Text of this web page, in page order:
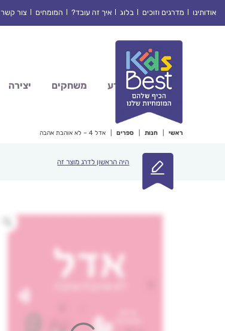
אודותינו מדרגים וזוכים בלוג איך זה עובד? המומחים צור קשר
מדע משחקים יצירה
ראשי חנות ספרים אדל 4 – לא אוהבת אהבה
היה הראשון לדרג מוצר זה